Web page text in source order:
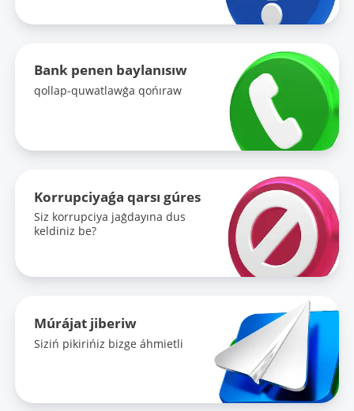
Bank penen baylanısıw
qollap-quwatlawǵa qońıraw
Korrupciyaǵa qarsı gúres
Siz korrupciya jaǵdayına dus
keldiniz be?
Múrájat jiberiw
Siziń pikirińiz bizge áhmietli